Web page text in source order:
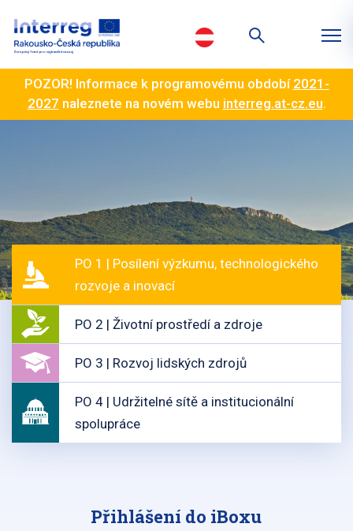
POZOR! Informace k programovému období 2021-
2027 naleznete na novém webu interreg.at-cz.eu.
PO 1 | Posílení výzkumu, technologického
rozvoje a inovací
PO 2 | Životní prostředí a zdroje
PO 3 | Rozvoj lidských zdrojů
PO 4 | Udržitelné sítě a institucionální
spolupráce
Přihlášení do iBoxu